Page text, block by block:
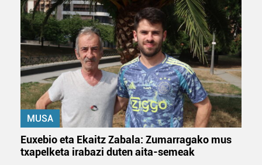
MUSA
Euxebio eta Ekaitz Zabala: Zumarragako mus
txapelketa irabazi duten aita-semeak